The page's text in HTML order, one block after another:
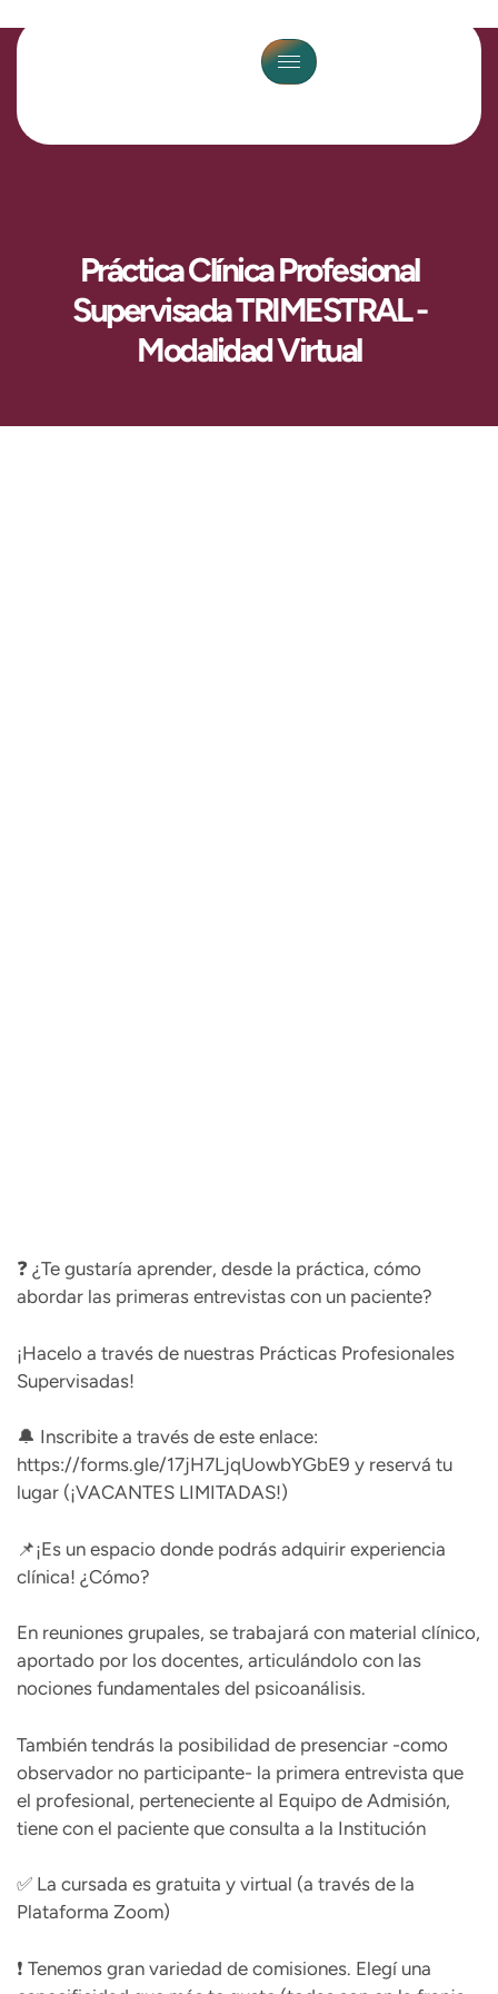
Práctica Clínica Profesional
Supervisada TRIMESTRAL -
Modalidad Virtual
❓ ¿Te gustaría aprender, desde la práctica, cómo
abordar las primeras entrevistas con un paciente?
¡Hacelo a través de nuestras Prácticas Profesionales
Supervisadas!
🔔 Inscribite a través de este enlace:
https://forms.gle/17jH7LjqUowbYGbE9 y reservá tu
lugar (¡VACANTES LIMITADAS!)
📌¡Es un espacio donde podrás adquirir experiencia
clínica! ¿Cómo?
En reuniones grupales, se trabajará con material clínico,
aportado por los docentes, articulándolo con las
nociones fundamentales del psicoanálisis.
También tendrás la posibilidad de presenciar -como
observador no participante- la primera entrevista que
el profesional, perteneciente al Equipo de Admisión,
tiene con el paciente que consulta a la Institución
✅ La cursada es gratuita y virtual (a través de la
Plataforma Zoom)
❗ Tenemos gran variedad de comisiones. Elegí una